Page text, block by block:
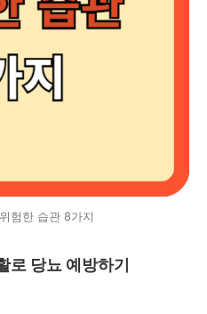
험한 습관 8가지
로 당뇨 예방하기